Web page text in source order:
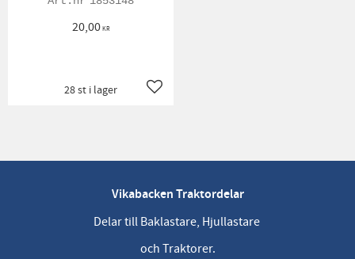
20,00KR
Lägg till i favoriter
28 st i lager
Vikabacken Traktordelar
Delar till Baklastare, Hjullastare
och Traktorer.